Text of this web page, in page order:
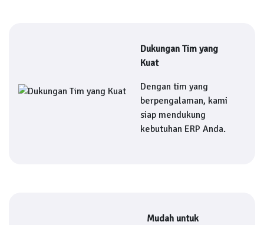
Dukungan Tim yang
Kuat
Dengan tim yang
berpengalaman, kami
siap mendukung
kebutuhan ERP Anda.
Mudah untuk